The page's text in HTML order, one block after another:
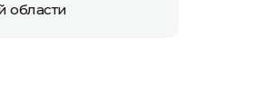
области